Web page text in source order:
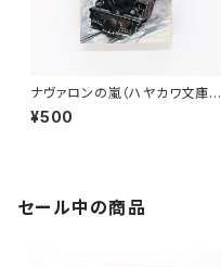
ナヴァロンの嵐（ハヤカワ文庫N
V)
¥500
セール中の商品